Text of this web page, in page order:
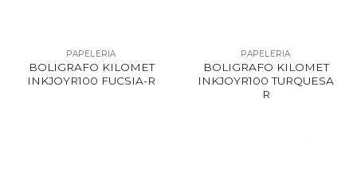
PAPELERIA
BOLIGRAFO KILOMET
INKJOYR100 FUCSIA-R
PAPELERIA
BOLIGRAFO KILOMET
INKJOYR100 TURQUESA
R